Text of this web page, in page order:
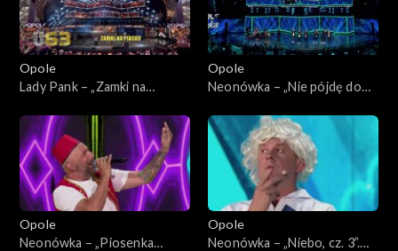
Opole
Lady Pank – „Zamki na
45-lecia zespołu Lady Pank
Opole
Neonówka – „Nie pójdę do
kabaretu Neo-Nówka
Opole
Neonówka – „Piosenka
Opole
Neonówka – „Niebo, cz. 3”.